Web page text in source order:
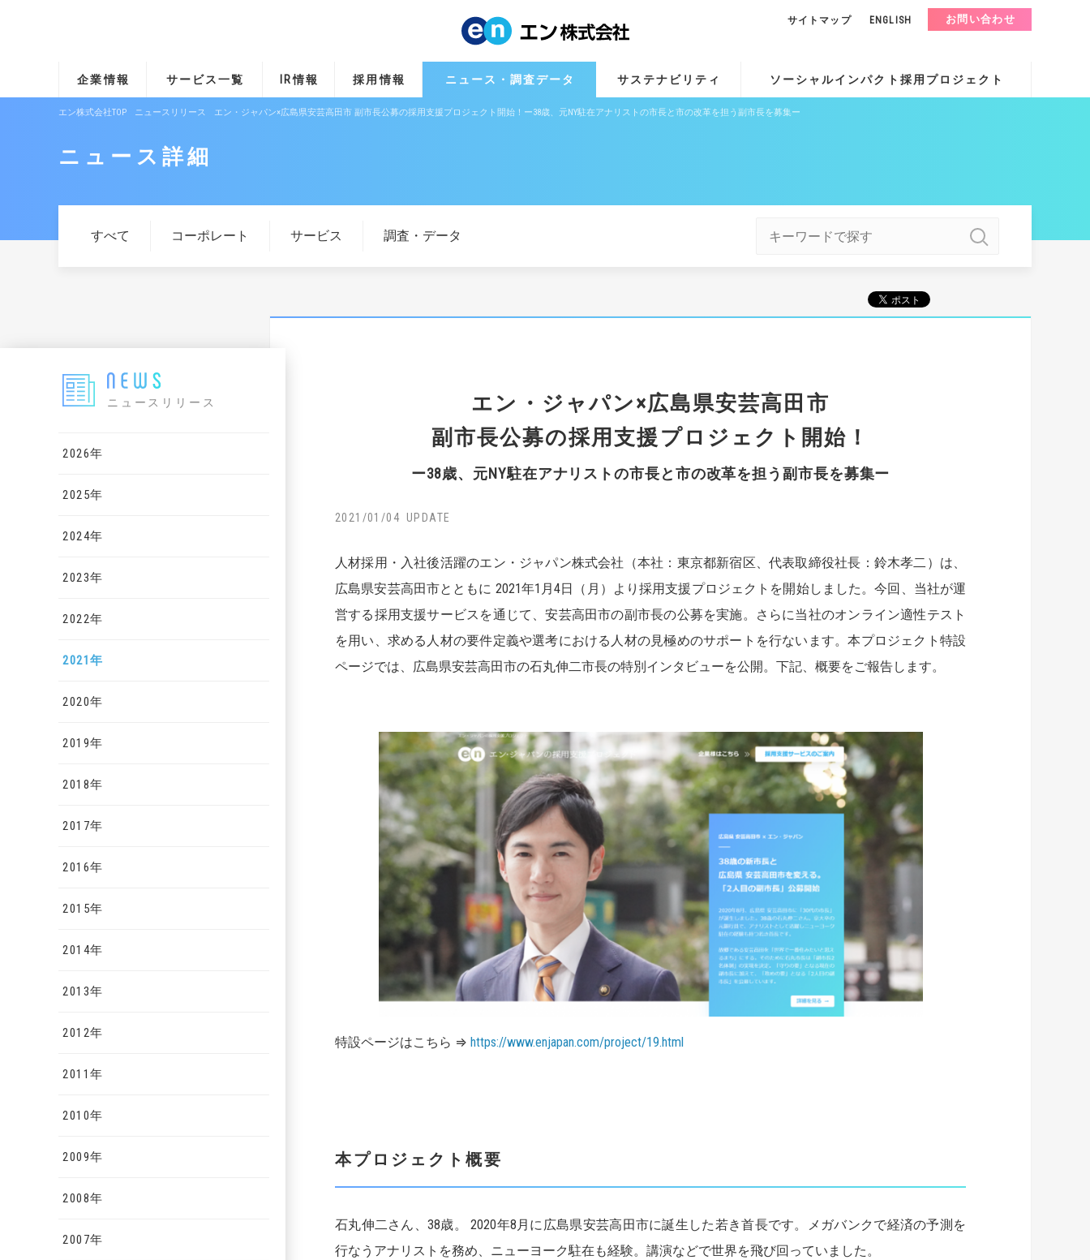
企業情報 サービス一覧 IR情報 採用情報 ニュース・調査データ サステナビリティ ソーシャルインパクト採用プロジェクト
サイトマップ ENGLISH お問い合わせ
エン株式会社TOP ニュースリリース エン・ジャパン×広島県安芸高田市 副市長公募の採用支援プロジェクト開始！ー38歳、元NY駐在アナリストの市長と市の改革を担う副市長を募集ー
ニュース詳細
すべて コーポレート サービス 調査・データ
ニュースリリース
2026年
2025年
2024年
2023年
2022年
2021年
2020年
2019年
2018年
2017年
2016年
2015年
2014年
2013年
2012年
2011年
2010年
2009年
2008年
2007年
エン・ジャパン×広島県安芸高田市
副市長公募の採用支援プロジェクト開始！
ー38歳、元NY駐在アナリストの市長と市の改革を担う副市長を募集ー
2021/01/04
人材採用・入社後活躍のエン・ジャパン株式会社（本社：東京都新宿区、代表取締役社長：鈴木孝二）は、
広島県安芸高田市とともに 2021年1月4日（月）より採用支援プロジェクトを開始しました。今回、当社が運
営する採用支援サービスを通じて、安芸高田市の副市長の公募を実施。さらに当社のオンライン適性テスト
を用い、求める人材の要件定義や選考における人材の見極めのサポートを行ないます。本プロジェクト特設
ページでは、広島県安芸高田市の石丸伸二市長の特別インタビューを公開。下記、概要をご報告します。
特設ページはこちら ⇒ https://www.enjapan.com/project/19.html
本プロジェクト概要
石丸伸二さん、38歳。 2020年8月に広島県安芸高田市に誕生した若き首長です。メガバンクで経済の予測を
行なうアナリストを務め、ニューヨーク駐在も経験。講演などで世界を飛び回っていました。